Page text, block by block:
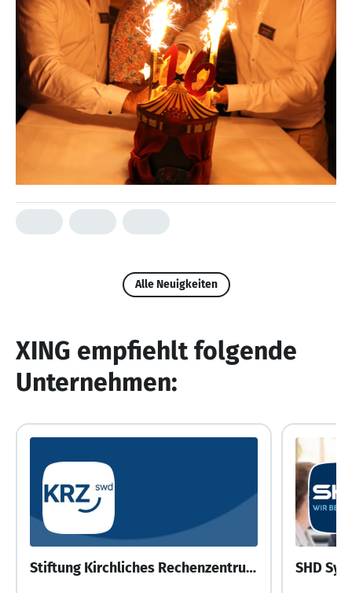
Alle Neuigkeiten
XING empfiehlt folgende
Unternehmen:
Stiftung Kirchliches Rechenzentrum Südwestdeutschland SHD